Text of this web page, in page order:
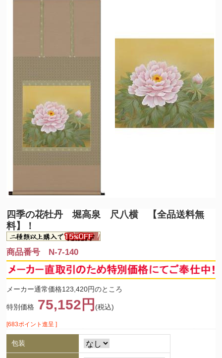
四季の花牡丹 堀高泉 尺八横 【全品送料無
料】！
商品番号 N-7-140
メーカー通常価格123,420円のところ
特別価格 75,152円 (税込)
[683ポイント進呈 ]
包装